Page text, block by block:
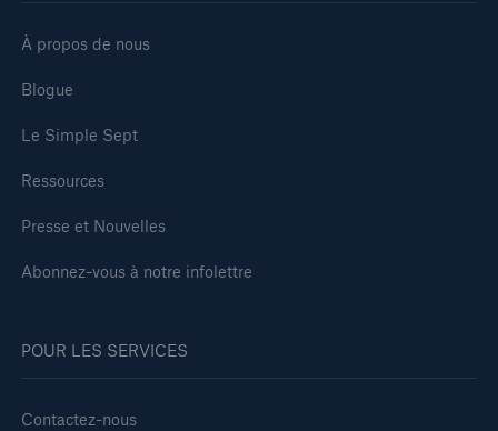
À propos de nous
Blogue
Le Simple Sept
Ressources
Presse et Nouvelles
Abonnez-vous à notre infolettre
POUR LES SERVICES
Contactez-nous